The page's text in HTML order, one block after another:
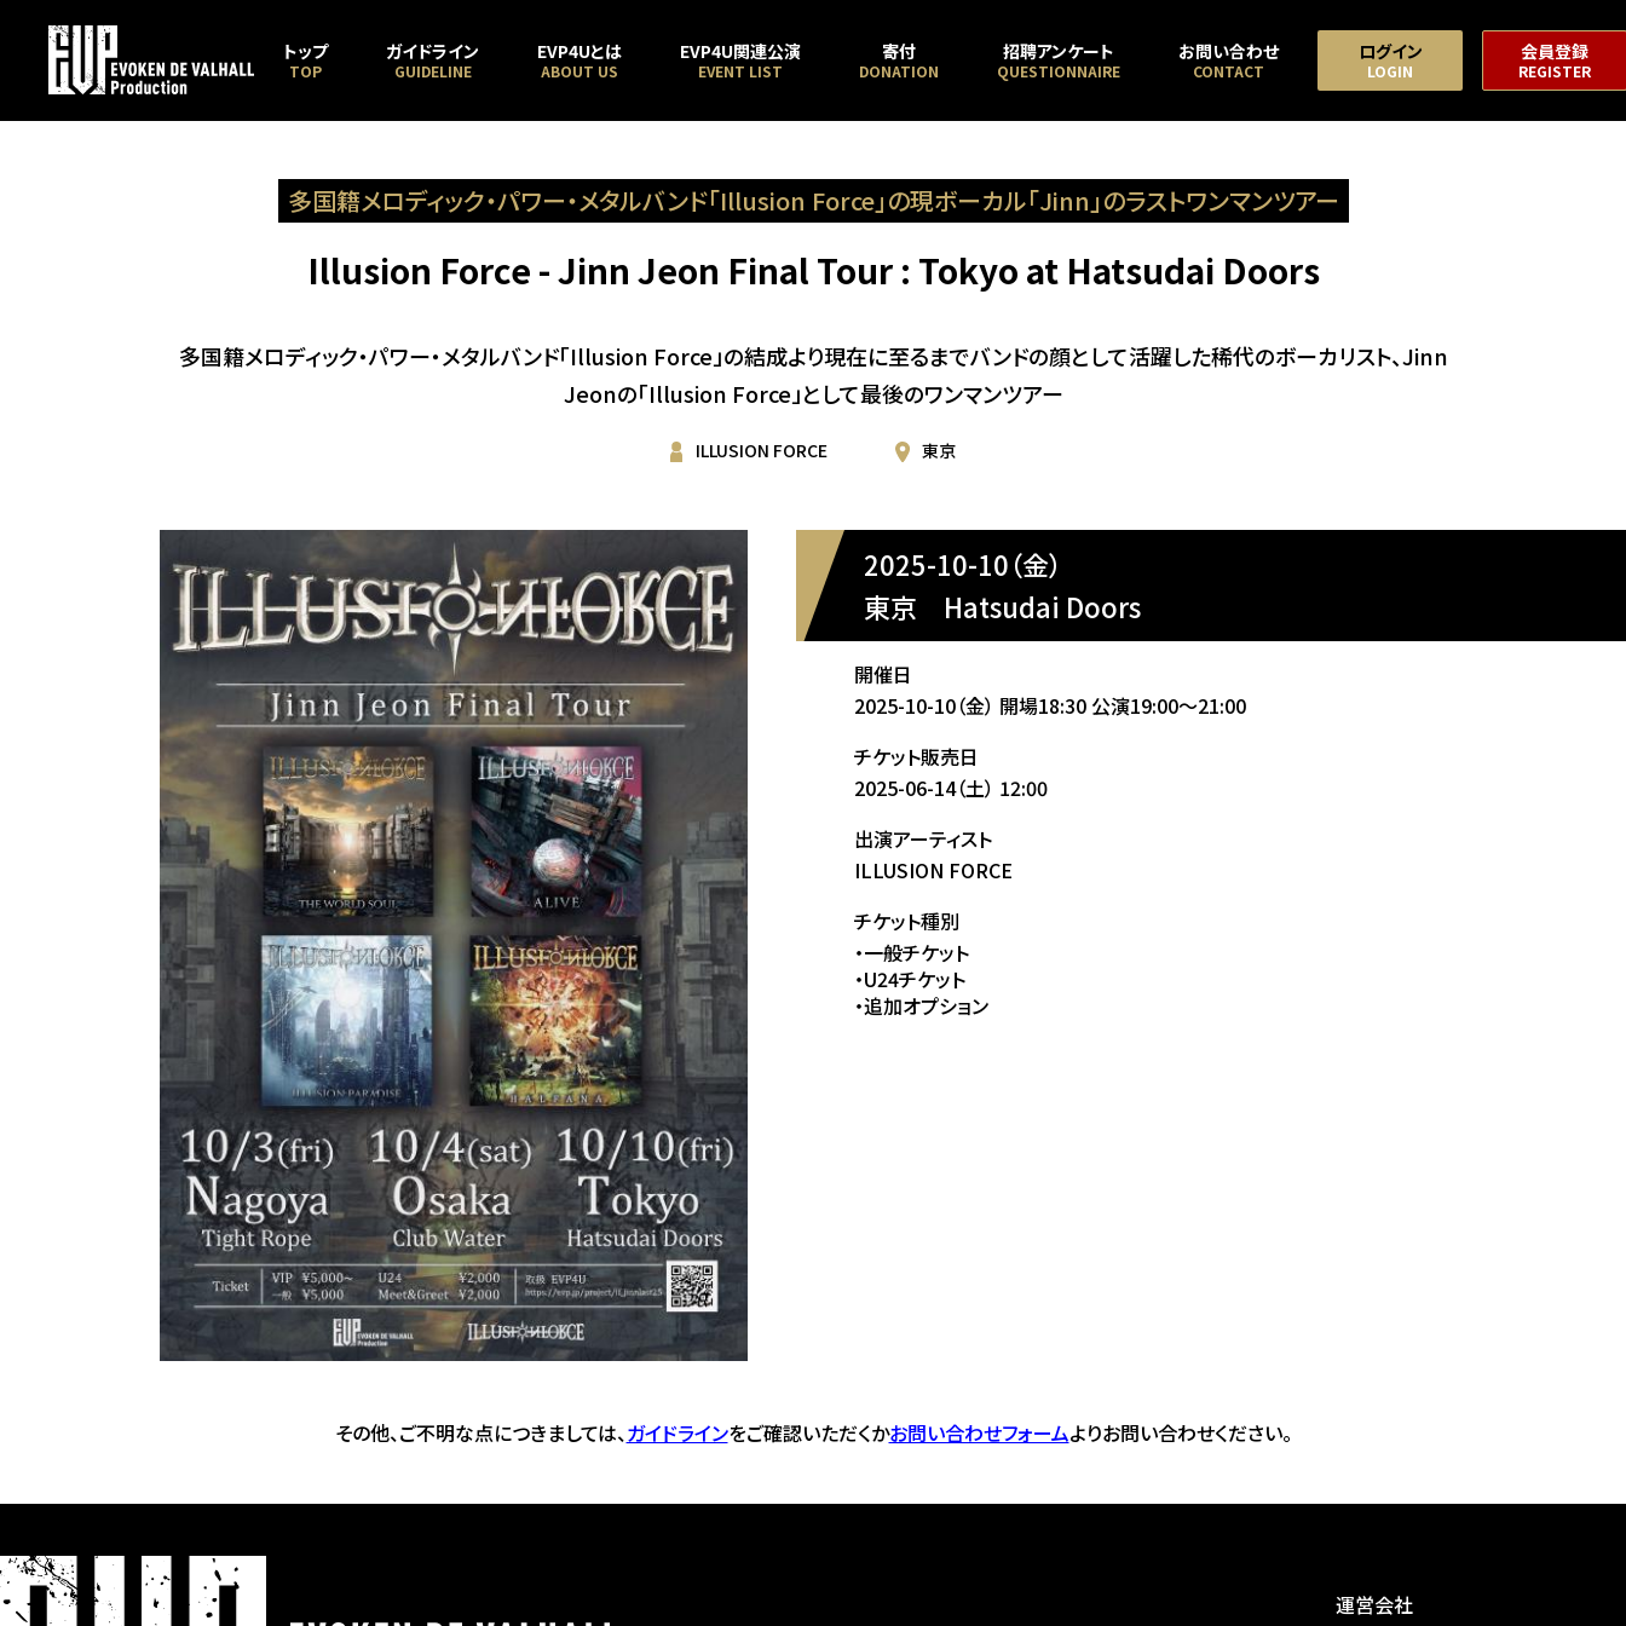
トップ
TOP
ガイドライン
GUIDELINE
EVP4Uとは
ABOUT US
EVP4U関連公演
EVENT LIST
寄付
DONATION
招聘アンケート
QUESTIONNAIRE
お問い合わせ
CONTACT
ログイン
LOGIN
会員登録
REGISTER
多国籍メロディック・パワー・メタルバンド「Illusion Force」の現ボーカル「Jinn」のラストワンマンツアー
Illusion Force - Jinn Jeon Final Tour : Tokyo at Hatsudai Doors
多国籍メロディック・パワー・メタルバンド「Illusion Force」の結成より現在に至るまでバンドの顔として活躍した稀代のボーカリスト、Jinn
Jeonの「Illusion Force」として最後のワンマンツアー
ILLUSION FORCE 東京
2025-10-10（金）
東京
Hatsudai Doors
開催日
2025-10-10（金） 開場18:30 公演19:00～21:00
チケット販売日
2025-06-14（土） 12:00
出演アーティスト
ILLUSION FORCE
チケット種別
・一般チケット
・U24チケット
・追加オプション
その他、ご不明な点につきましては、ガイドラインをご確認いただくかお問い合わせフォームよりお問い合わせください。
運営会社